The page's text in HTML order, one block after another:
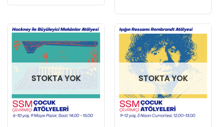
STOKTA YOK STOKTA YOK